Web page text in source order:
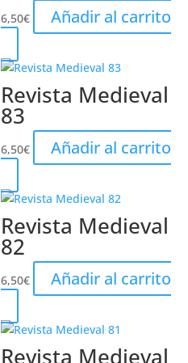
6,50€ Añadir al carrito
Revista Medieval
83
6,50€ Añadir al carrito
Revista Medieval
82
6,50€ Añadir al carrito
Revista Medieval